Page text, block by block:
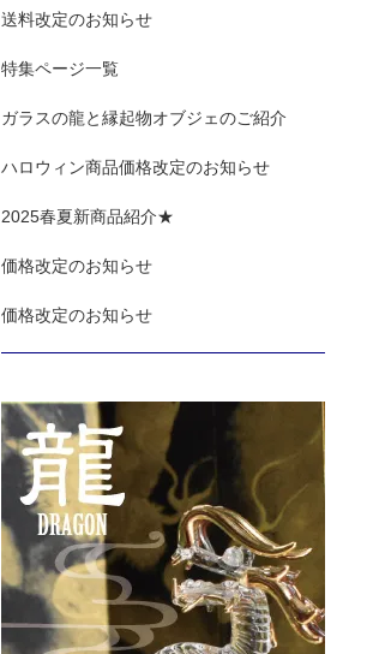
送料改定のお知らせ
特集ページ一覧
ガラスの龍と縁起物オブジェのご紹介
ハロウィン商品価格改定のお知らせ
2025春夏新商品紹介★
価格改定のお知らせ
価格改定のお知らせ